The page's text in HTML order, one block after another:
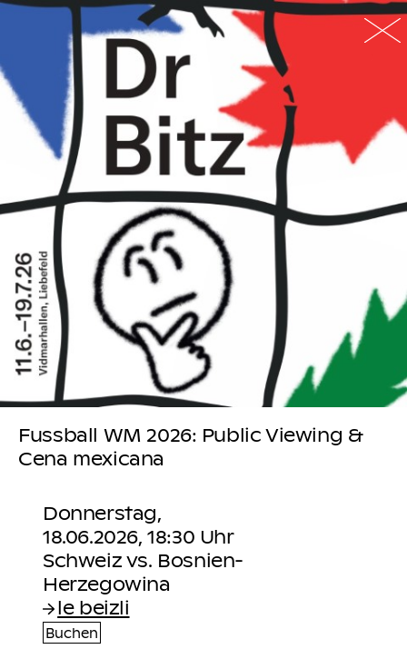
Fussball WM 2026: Public Viewing &
Cena mexicana
Donnerstag,
18.06.2026, 18:30 Uhr
Schweiz vs. Bosnien-
le beizli
Buchen